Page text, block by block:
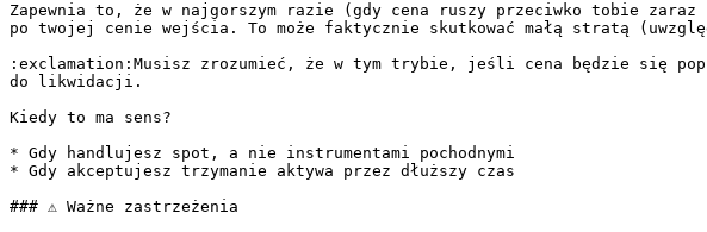
Zapewnia to, że w najgorszym razie (gdy cena ruszy przeciwko tobie
po twojej cenie wejścia. To może faktycznie skutkować małą stratą
:exclamation:Musisz zrozumieć, że w tym trybie, jeśli cena będzie się
do likwidacji.
Kiedy to ma sens?
* Gdy handlujesz spot, a nie instrumentami pochodnymi
* Gdy akceptujesz trzymanie aktywa przez dłuższy czas
### ⚠️ Ważne zastrzeżenia